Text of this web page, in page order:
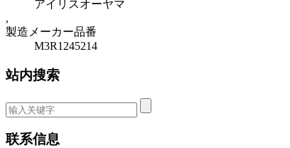
アイリスオーヤマ
,
製造メーカー品番
M3R1245214
站内搜索
联系信息